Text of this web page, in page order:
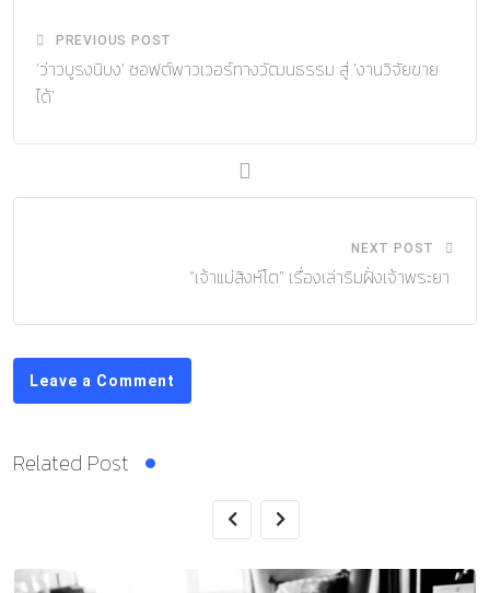
PREVIOUS POST
‘ว่าวบูรงนิบง’ ซอฟต์พาวเวอร์ทางวัฒนธรรม สู่ ‘งานวิจัยขาย
ได้’
NEXT POST
“เจ้าแม่สิงห์โต” เรื่องเล่าริมฝั่งเจ้าพระยา
Leave a Comment
Related Post